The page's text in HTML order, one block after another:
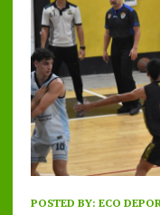
POSTED BY: ECO